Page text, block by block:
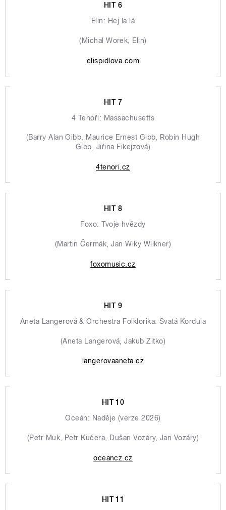
HIT 6
Elin: Hej la lá
(Michal Worek, Elin)
elispidlova.com
HIT 7
4 Tenoři: Massachusetts
(Barry Alan Gibb, Maurice Ernest Gibb, Robin Hugh
Gibb, Jiřina Fikejzová)
4tenori.cz
HIT 8
Foxo: Tvoje hvězdy
(Martin Čermák, Jan Wiky Wilkner)
foxomusic.cz
HIT 9
Aneta Langerová & Orchestra Folklorika: Svatá Kordula
(Aneta Langerová, Jakub Zitko)
langerovaaneta.cz
HIT 10
Oceán: Naděje (verze 2026)
(Petr Muk, Petr Kučera, Dušan Vozáry, Jan Vozáry)
oceancz.cz
HIT 11